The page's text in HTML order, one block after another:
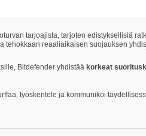
tarjoajista, tarjoten edistyksellisiä
tehokkaan reaaliaikaisen suojauksen
Bitdefender yhdistää korkeat
työskentele ja kommunikoi